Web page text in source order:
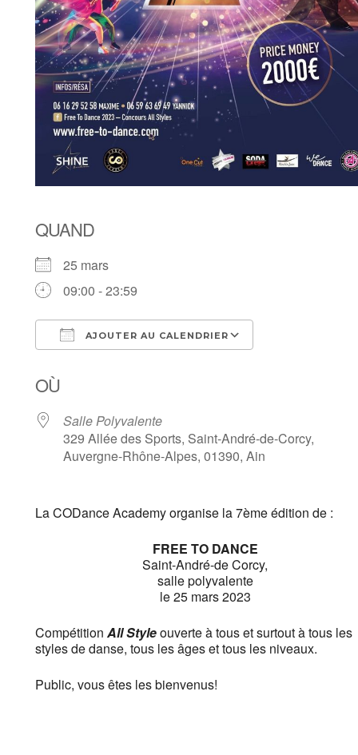
QUAND
25 mars
09:00 - 23:59
AJOUTER AU CALENDRIER
OÙ
Salle Polyvalente
329 Allée des Sports, Saint-André-de-Corcy,
Auvergne-Rhône-Alpes, 01390, Ain
La CODance Academy organise la 7ème édition de :
FREE TO DANCE
Saint-André-de Corcy,
salle polyvalente
le 25 mars 2023
Compétition All Styleouverte à tous et surtout à tous les
styles de danse, tous les âges et tous les niveaux.
Public, vous êtes les bienvenus!